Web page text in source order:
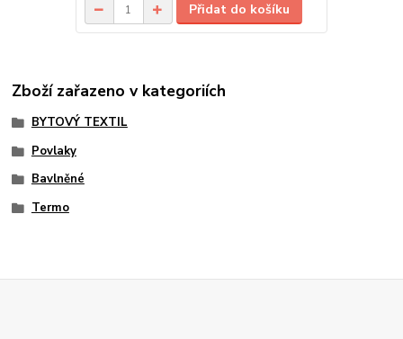
Přidat do košíku
Zboží zařazeno v kategoriích
BYTOVÝ TEXTIL
Povlaky
Bavlněné
Termo